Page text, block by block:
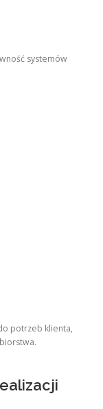
systemów
potrzeb klienta,